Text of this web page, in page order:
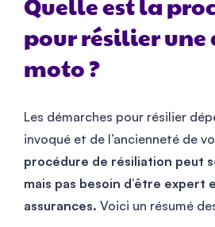
Quelle est la
pour résilier une
moto ?
Les démarches pour résilier
invoqué et de l’ancienneté de
procédure de résiliation peut
mais pas besoin d’être expert
assurances. Voici un résumé